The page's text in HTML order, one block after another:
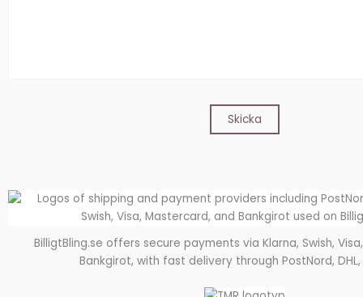
BilligtBling.se offers secure payments via Klarna, Swish,
Bankgirot, with fast delivery through PostNord, DHL,